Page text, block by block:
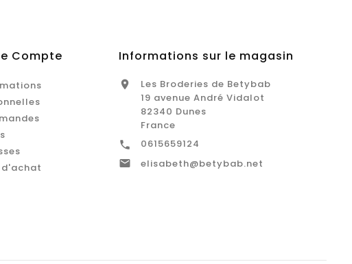
Compte
d'achat
Informations sur le magasin

Les Broderies de Betybab
19 avenue André Vidalot
82340 Dunes
France
 0615659124
 elisabeth@betybab.net